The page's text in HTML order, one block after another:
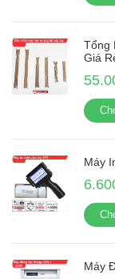
Tổng
Giá
Máy
Máy